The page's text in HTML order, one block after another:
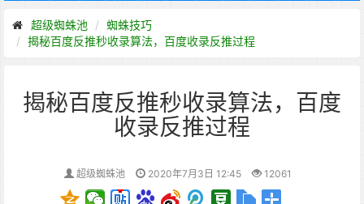
超级蜘蛛池
蜘蛛技巧
揭秘百度反推秒收录算法，百度收录反推过程
揭秘百度反推秒收录算法，百度
收录反推过程
超级蜘蛛池 2020年7月3日 12:45 12061